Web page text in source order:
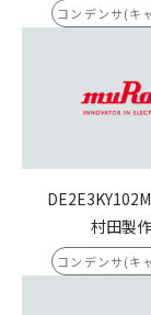
コンデンサ(キ
村田製
コンデンサ(キ